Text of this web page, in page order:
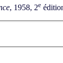
, 1958, 2e